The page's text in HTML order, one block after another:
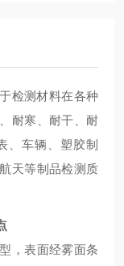
检测材料在各种
耐寒、耐干、耐
、车辆、塑胶制
天等制品检测质
，表面经雾面条